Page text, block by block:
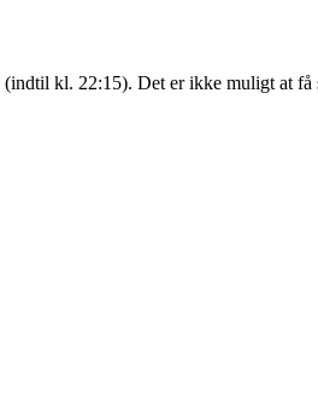
(indtil kl. 22:15). Det er ikke muligt at få